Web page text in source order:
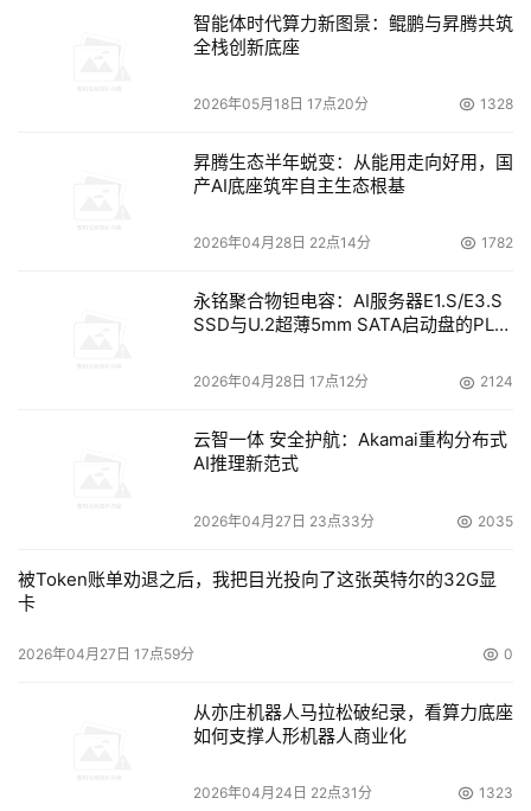
总的来说，从固态盘上删除数据要比从硬盘上删除数据
来得容易，这也许是好事，也许是坏事。Kroll  Ontrack公
就会清除数据。而在硬盘中，数据一定要经过覆盖操作或者
受到物理损坏，才能防止里面的数据被读取。
Barry表示，从速度方面来看，数据清除也许有其自己
智能体时代算力新图景：鲲鹏与昇腾共筑
全栈创新底座
2026年05月18日 17点20分 1328
昇腾生态半年蜕变：从能用走向好用，国
产AI底座筑牢自主生态根基
2026年04月28日 22点14分 1782
永铭聚合物钽电容：AI服务器E1.S/E3.S
SSD与U.2超薄5mm SATA启动盘的PLP
2026年04月28日 17点12分 2124
云智一体 安全护航：Akamai重构分布式
AI推理新范式
2026年04月27日 23点33分 2035
被Token账单劝退之后，我把目光投向了这张英特尔的32G显
卡
2026年04月27日 17点59分 0
从亦庄机器人马拉松破纪录，看算力底座
如何支撑人形机器人商业化
2026年04月24日 22点31分 1323